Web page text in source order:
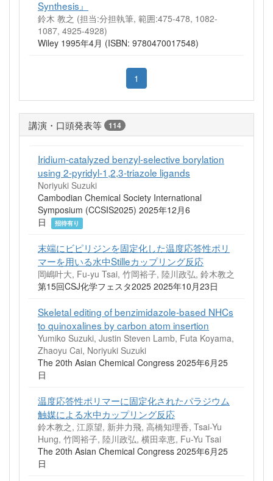
Synthesis』
鈴木 教之 (担当:分担執筆, 範囲:475-478, 1082-
1087, 4925-4928)
Wiley 1995年4月 (ISBN: 9780470017548)
1
講演・口頭発表等 114
Iridium-catalyzed benzyl-selective borylation
using 2-pyridyl-1,2,3-triazole ligands
Noriyuki Suzuki
Cambodian Chemical Society International
Symposium (CCSIS2025) 2025年12月6
日
招待有り
末端にビピリジンを固定化した温度応答性ポリ
マーを用いる水中Stilleカップリング反応
岡嶋叶大, Fu-yu Tsai, 竹岡裕子, 陸川政弘, 鈴木教之
第15回CSJ化学フェスタ2025 2025年10月23日
Skeletal editing of benzimidazole-based NHCs
to quinoxalines by carbon atom insertion
Yumiko Suzuki, Justin Steven Lamb, Futa Koyama,
Zhaoyu Cai, Noriyuki Suzuki
The 20th Asian Chemical Congress 2025年6月25
日
温度応答性ポリマーに固定化されたパラジウム
触媒による水中カップリング反応
鈴木教之, 江原望, 新井力飛, 高橋知理香, Tsai-Yu
Hung, 竹岡裕子, 陸川政弘, 横田幸恵, Fu-Yu Tsai
The 20th Asian Chemical Congress 2025年6月25
日